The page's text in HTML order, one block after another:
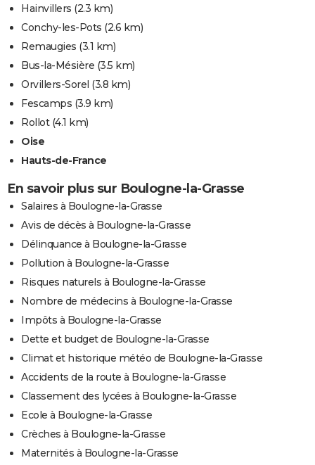
Hainvillers (2.3 km)
Conchy-les-Pots (2.6 km)
Remaugies (3.1 km)
Bus-la-Mésière (3.5 km)
Orvillers-Sorel (3.8 km)
Fescamps (3.9 km)
Rollot(4.1 km)
Oise
Hauts-de-France
En savoir plus sur Boulogne-la-Grasse
Salaires à Boulogne-la-Grasse
Avis de décès à Boulogne-la-Grasse
Délinquance à Boulogne-la-Grasse
Pollution à Boulogne-la-Grasse
Risques naturels à Boulogne-la-Grasse
Nombre de médecins à Boulogne-la-Grasse
Impôts à Boulogne-la-Grasse
Dette et budget de Boulogne-la-Grasse
Climat et historique météo de Boulogne-la-Grasse
Accidents de la route à Boulogne-la-Grasse
Classement des lycées à Boulogne-la-Grasse
Ecole à Boulogne-la-Grasse
Crèches à Boulogne-la-Grasse
Maternités à Boulogne-la-Grasse